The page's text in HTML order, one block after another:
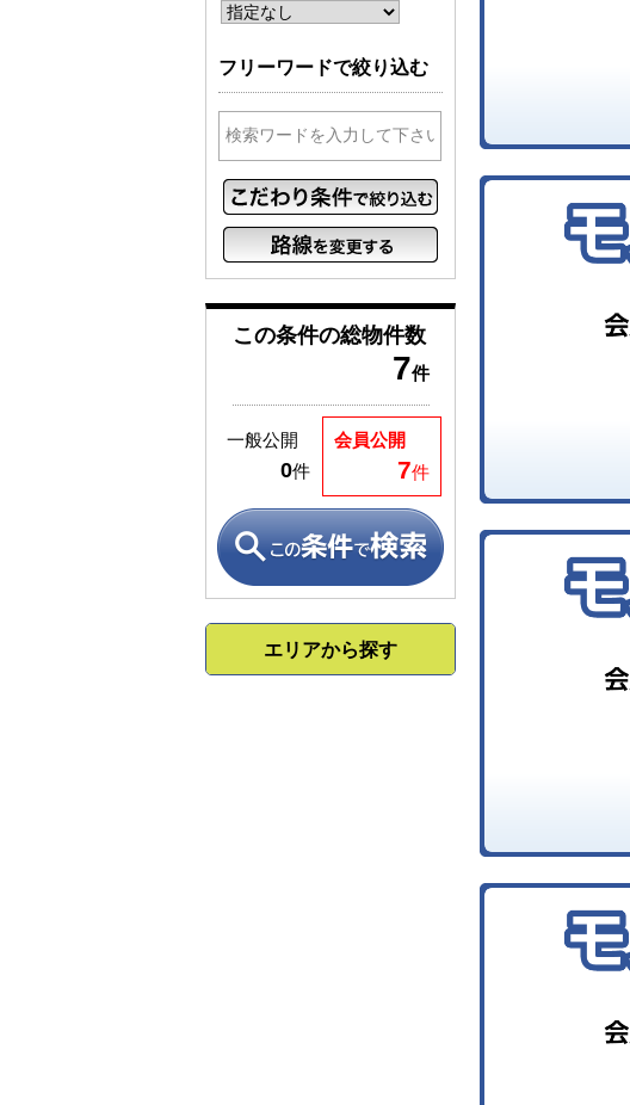
フリーワードで絞り込む
この条件の総物件数
7件
会員公開
7件
一般公開
0件
エリアから探す